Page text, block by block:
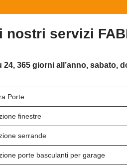
nostri servizi
24, 365 giorni all’anno, sabato,
Porte
finestre
serrande
porte basculanti per garage